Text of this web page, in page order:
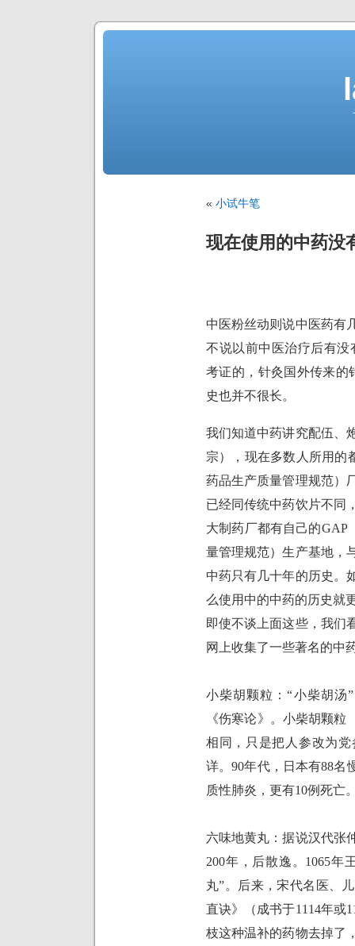
« 小试牛笔
现在使用的中药没
中医粉丝动则说中医药有
不说以前中医治疗后有
考证的，针灸国外传来的
史也并不很长。
我们知道中药讲究配伍、
宗），现在多数人所用的
药品生产质量管理规范）
已经同传统中药饮片不同
大制药厂都有自己的GAP
量管理规范）生产基地，
中药只有几十年的历史。
么使用中的中药的历史就
即使不谈上面这些，我们
网上收集了一些著名的中
小柴胡颗粒：“小柴胡汤
《伤寒论》。小柴胡颗粒
相同，只是把人参改为
详。90年代，日本有88名
质性肺炎，更有10例死亡
六味地黄丸：据说汉代张
200年，后散逸。 1065年
丸”。后来，宋代名医、
直诀》（成书于1114年或
枝这种温补的药物去掉了